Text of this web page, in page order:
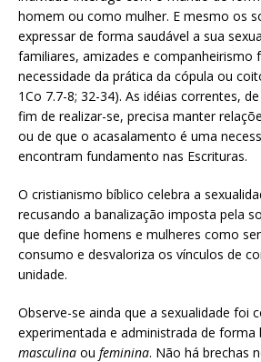
homem ou como mulher. E mesmo os
expressar de forma saudável a sua
familiares, amizades e companheirismo
necessidade da prática da cópula ou
1Co 7.7-8; 32-34). As idéias correntes,
fim de realizar-se, precisa manter
ou de que o acasalamento é uma
encontram fundamento nas Escrituras.
O cristianismo bíblico celebra a
recusando a banalização imposta pela
que define homens e mulheres como
consumo e desvaloriza os vínculos de
unidade.
Observe-se ainda que a sexualidade foi
experimentada e administrada de forma
masculina ou feminina. Não há brechas